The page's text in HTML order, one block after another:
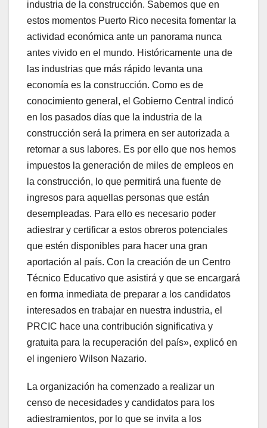
industria de la construcción. Sabemos que en
estos momentos Puerto Rico necesita fomentar la
actividad económica ante un panorama nunca
antes vivido en el mundo. Históricamente una de
las industrias que más rápido levanta una
economía es la construcción. Como es de
conocimiento general, el Gobierno Central indicó
en los pasados días que la industria de la
construcción será la primera en ser autorizada a
retornar a sus labores. Es por ello que nos hemos
impuestos la generación de miles de empleos en
la construcción, lo que permitirá una fuente de
ingresos para aquellas personas que están
desempleadas. Para ello es necesario poder
adiestrar y certificar a estos obreros potenciales
que estén disponibles para hacer una gran
aportación al país. Con la creación de un Centro
Técnico Educativo que asistirá y que se encargará
en forma inmediata de preparar a los candidatos
interesados en trabajar en nuestra industria, el
PRCIC hace una contribución significativa y
gratuita para la recuperación del país», explicó en
el ingeniero Wilson Nazario.
La organización ha comenzado a realizar un
censo de necesidades y candidatos para los
adiestramientos, por lo que se invita a los